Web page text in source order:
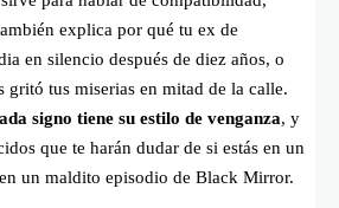
explica por qué tu ex de
en silencio después de diez años, o
gritó tus miserias en mitad de la calle.
signo tiene su estilo de venganza, y
que te harán dudar de si estás en un
un maldito episodio de Black Mirror.